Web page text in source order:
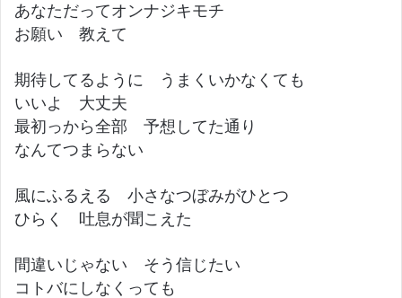
あなただってオンナジキモチ
お願い 教えて
期待してるように うまくいかなくても
いいよ 大丈夫
最初っから全部 予想してた通り
なんてつまらない
風にふるえる 小さなつぼみがひとつ
ひらく 吐息が聞こえた
間違いじゃない そう信じたい
コトバにしなくっても